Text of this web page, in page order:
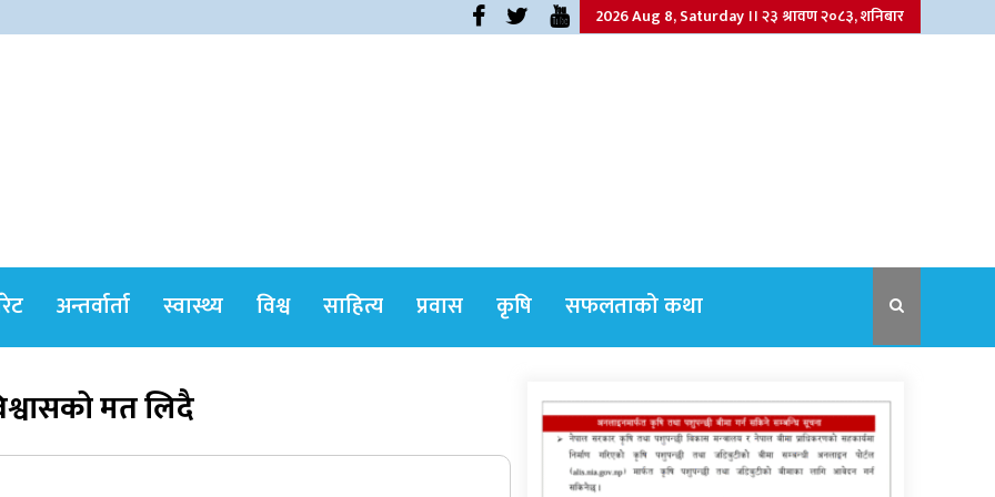
2026 Aug 8, Saturday ।। २३ श्रावण २०८३, शनिबार
अन्तर्वार्ता स्वास्थ्य विश्व साहित्य प्रवास कृषि सफलताको कथा
सर्वोच्चले खारेज गर्‍यो दानबहादुर बुढाको रिट,
नेपाली कांग्रेसका वरिष्ठ नेता गोपालमान श्रेष्ठको
निधन
मत लिदै